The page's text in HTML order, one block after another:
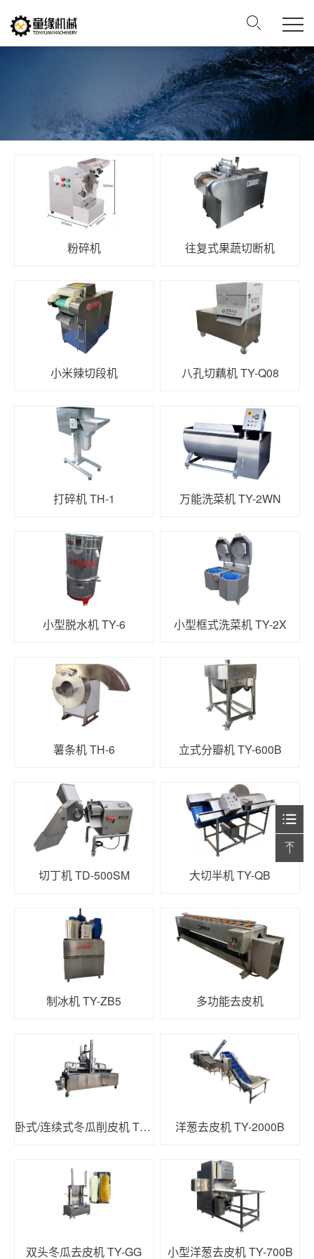
粉碎机 往复式果蔬切断机
小米辣切段机 八孔切藕机 TY-Q08
打碎机 TH-1 万能洗菜机 TY-2WN
小型脱水机 TY-6 小型框式洗菜机 TY-2X
薯条机 TH-6 立式分瓣机 TY-600B
切丁机 TD-500SM 大切半机 TY-QB
制冰机 TY-ZB5 多功能去皮机
卧式/连续式冬瓜削皮机 TY-450 洋葱去皮机 TY-2000B
双头冬瓜去皮机 TY-GG 小型洋葱去皮机 TY-700B